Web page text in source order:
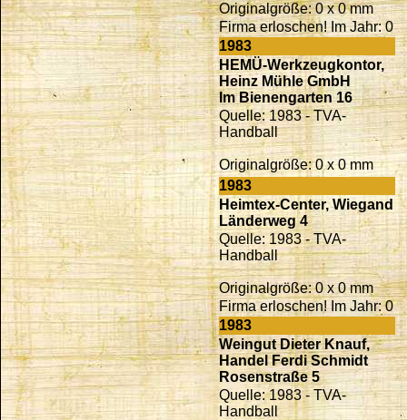
Originalgröße: 0 x 0 mm
Firma erloschen! Im Jahr: 0
1983
HEMÜ-Werkzeugkontor,
Heinz Mühle GmbH
Im Bienengarten 16
Quelle: 1983 - TVA-
Handball
Originalgröße: 0 x 0 mm
1983
Heimtex-Center, Wiegand
Länderweg 4
Quelle: 1983 - TVA-
Handball
Originalgröße: 0 x 0 mm
Firma erloschen! Im Jahr: 0
1983
Weingut Dieter Knauf,
Handel Ferdi Schmidt
Rosenstraße 5
Quelle: 1983 - TVA-
Handball